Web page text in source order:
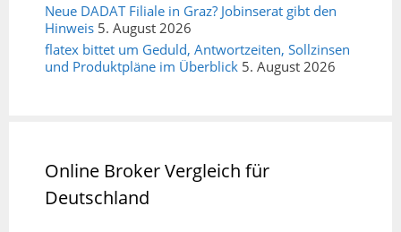
Neue DADAT Filiale in Graz? Jobinserat gibt den
Hinweis 5. August 2026
flatex bittet um Geduld, Antwortzeiten, Sollzinsen
und Produktpläne im Überblick 5. August 2026
Online Broker Vergleich für
Deutschland